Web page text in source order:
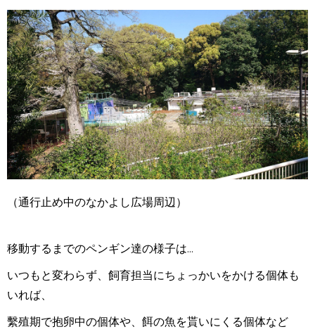
（通行止め中のなかよし広場周辺）
移動するまでのペンギン達の様子は...
いつもと変わらず、飼育担当にちょっかいをかける個体も
いれば、
繫殖期で抱卵中の個体や、餌の魚を貰いにくる個体など